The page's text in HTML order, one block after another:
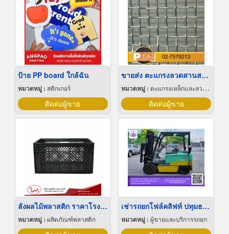
ป้าย PP board ใกล้ฉัน
หมวดหมู่ : สติกเกอร์
ติดต่อผู้ขาย
ขายส่ง ตะแกรงลวดสานสแตนเลส
หมวดหมู่ : ตะแกรงเหล็กและลวดตาข่าย
ติดต่อผู้ขาย
ลังผลไม้พลาสติก ราคาโรงงาน
หมวดหมู่ : ผลิตภัณฑ์พลาสติก
เช่ารถยกโฟล์คลิฟท์ ปทุมธานี
หมวดหมู่ : ผู้ขายและบริการรถยก